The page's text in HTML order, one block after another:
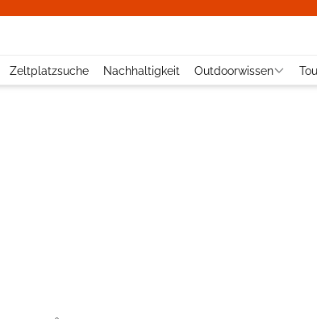
Zeltplatzsuche Nachhaltigkeit Outdoorwissen